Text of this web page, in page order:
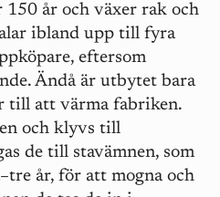
150 år och växer rak och
ibland upp till fyra
eftersom
Ändå är utbytet bara
till att värma fabriken.
och klyvs till
de till stavämnen, som
år, för att mogna och